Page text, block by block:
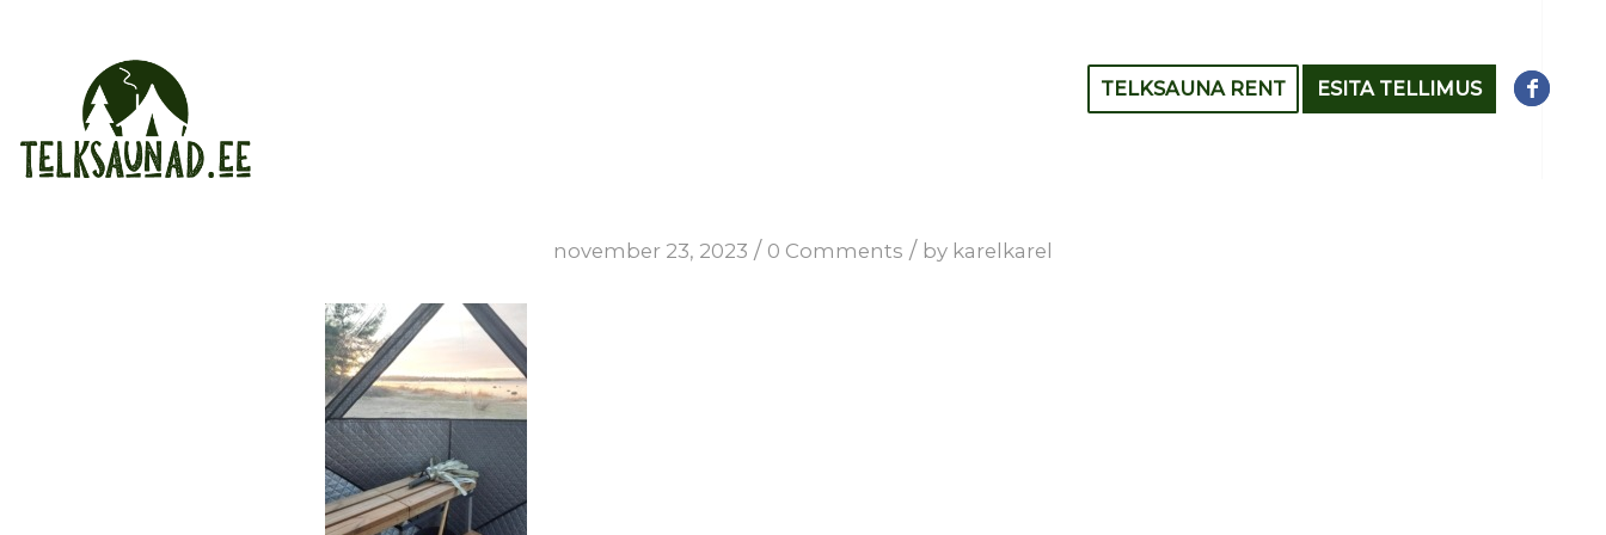
TELKSAUNA RENT ESITA TELLIMUS
november 23, 2023 / 0 Comments / by karelkarel